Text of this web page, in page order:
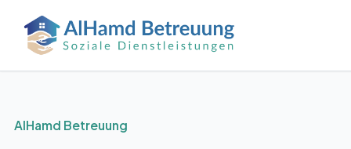
AlHamd Betreuung